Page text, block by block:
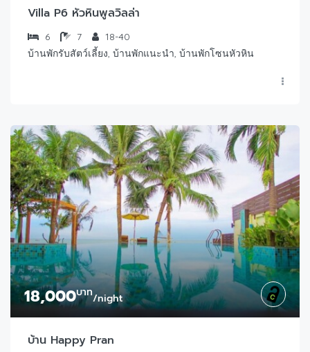
Villa P6 หัวหินพูลวิลล่า
6 7
18-40
บ้านพักรับสัตว์เลี้ยง, บ้านพักแนะนำ, บ้านพักโซนหัวหิน
18,000บาท/night
บ้าน Happy Pran